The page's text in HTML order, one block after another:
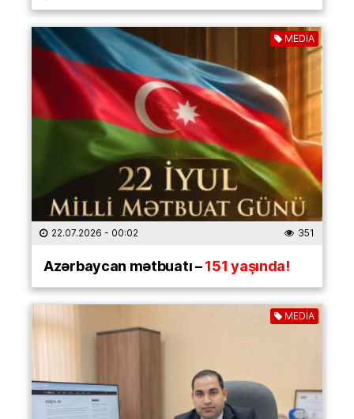
MEDİA
22.07.2026 - 00:02 351
Azərbaycan mətbuatı –151 yaşında!
MEDİA